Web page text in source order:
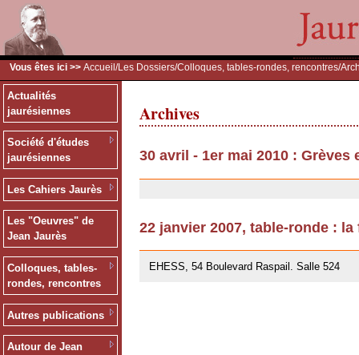
Vous êtes ici >> Accueil /Les Dossiers/Colloques, tables-rondes, rencontres/
Actualités
jaurésiennes
Société d'études
jaurésiennes
Les Cahiers Jaurès
Les "Oeuvres" de
Jean Jaurès
Colloques, tables-
rondes, rencontres
Autres publications
Autour de Jean
Archives
30 avril - 1er mai 2010 :
22 janvier 2007, table-ronde :
EHESS, 54 Boulevard Raspail. Salle 524